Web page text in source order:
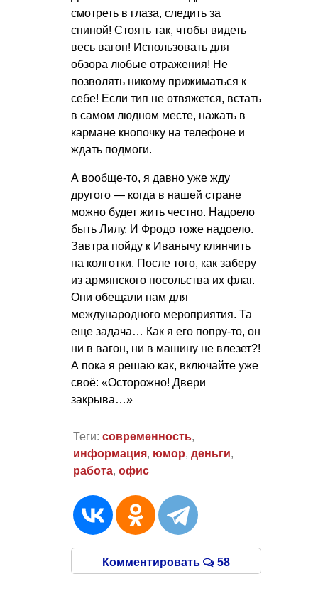
смотреть в глаза, следить за
спиной! Стоять так, чтобы видеть
весь вагон! Использовать для
обзора любые отражения! Не
позволять никому прижиматься к
себе! Если тип не отвяжется, встать
в самом людном месте, нажать в
кармане кнопочку на телефоне и
ждать подмоги.
А вообще-то, я давно уже жду
другого — когда в нашей стране
можно будет жить честно. Надоело
быть Лилу. И Фродо тоже надоело.
Завтра пойду к Иванычу клянчить
на колготки. После того, как заберу
из армянского посольства их флаг.
Они обещали нам для
международного мероприятия. Та
еще задача… Как я его попру-то, он
ни в вагон, ни в машину не влезет?!
А пока я решаю как, включайте уже
своё: «Осторожно! Двери
закрыва…»
Теги: современность,
информация, юмор, деньги,
работа, офис
Комментировать 58